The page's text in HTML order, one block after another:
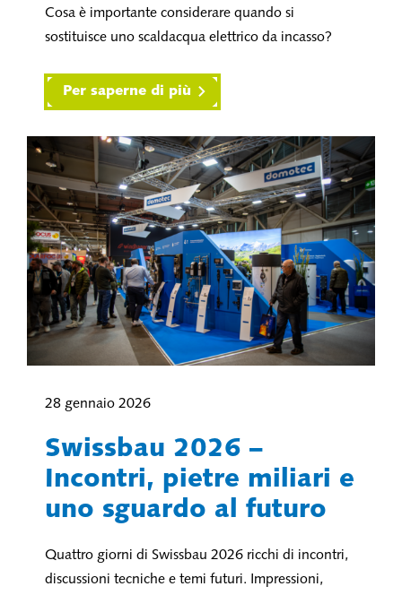
Cosa è importante considerare quando si
sostituisce uno scaldacqua elettrico da incasso?
Per saperne di più
28 gennaio 2026
Swissbau 2026 –
Incontri, pietre miliari e
uno sguardo al futuro
Quattro giorni di Swissbau 2026 ricchi di incontri,
discussioni tecniche e temi futuri. Impressioni,